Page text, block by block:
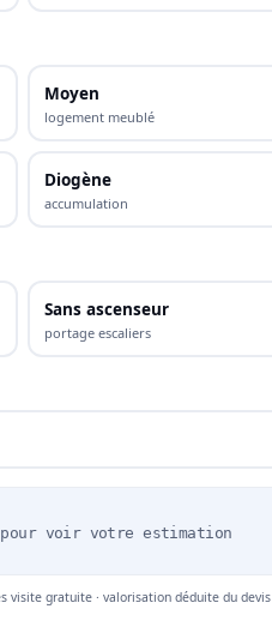
Moyen
logement meublé
Diogène
accumulation
Sans ascenseur
portage escaliers
pour voir votre estimation
visite gratuite · valorisation déduite du devis